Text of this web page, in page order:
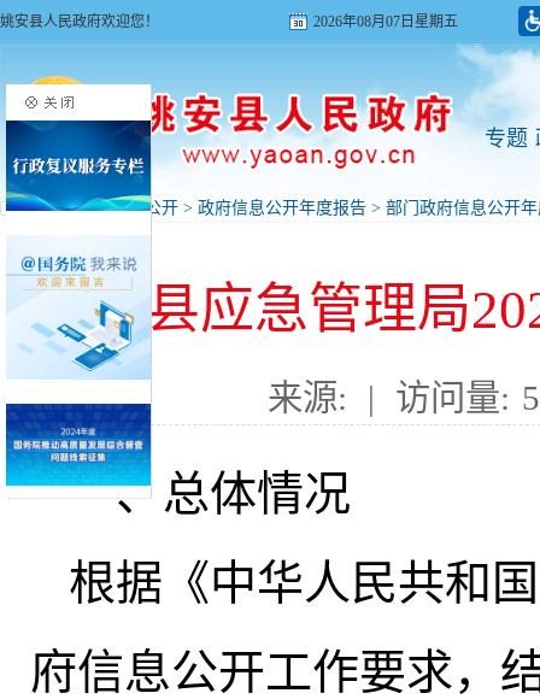
姚安县人民政府欢迎您！ 2026年08月07日星期五
专题
首页>政府信息公开 > 政府信息公开年度报告 > 部门政府信息公开
姚安县应急管理局
来源: | 访问量:
一、总体情况
根据《中华人民共和
府信息公开工作要求，